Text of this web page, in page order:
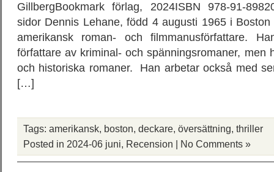
GillbergBookmark förlag, 2024ISBN 978-91-
sidor Dennis Lehane, född 4 augusti 1965 i
amerikansk roman- och filmmanusförfattare.
författare av kriminal- och spänningsromaner, men
och historiska romaner. Han arbetar också med
[…]
Tags: amerikansk, boston, deckare, översättning, thriller
Posted in 2024-06 juni, Recension | No Comments »